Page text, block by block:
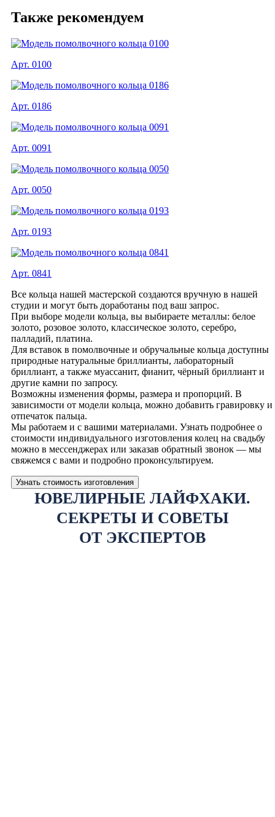
Также рекомендуем
Арт. 0100
Арт. 0186
Арт. 0091
Арт. 0050
Арт. 0193
Арт. 0841
Все кольца нашей мастерской создаются вручную в нашей
студии и могут быть доработаны под ваш запрос.
При выборе модели кольца, вы выбираете металлы: белое
золото, розовое золото, классическое золото, серебро,
палладий, платина.
Для вставок в помолвочные и обручальные кольца доступны
природные натуральные бриллианты, лабораторный
бриллиант, а также муассанит, фианит, чёрный бриллиант и
другие камни по запросу.
Возможны изменения формы, размера и пропорций. В
зависимости от модели кольца, можно добавить гравировку и
отпечаток пальца.
Мы работаем и с вашими материалами. Узнать подробнее о
стоимости индивидуального изготовления колец на свадьбу
можно в мессенджерах или заказав обратный звонок — мы
свяжемся с вами и подробно проконсультируем.
Узнать стоимость изготовления
ЮВЕЛИРНЫЕ ЛАЙФХАКИ.
СЕКРЕТЫ И СОВЕТЫ
ОТ ЭКСПЕРТОВ